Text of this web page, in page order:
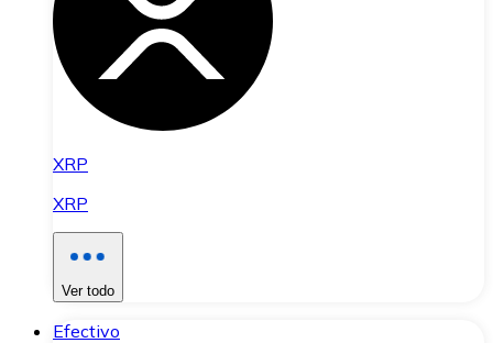
XRP
XRP
Ver todo
Efectivo